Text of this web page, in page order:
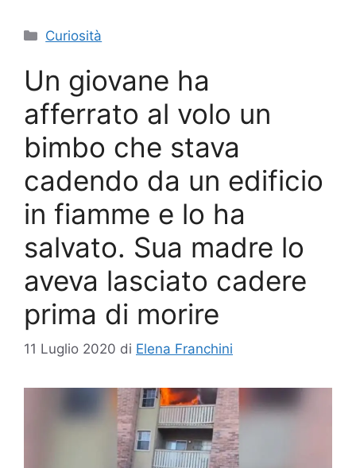
Categorie
Curiosità
Un giovane ha
afferrato al volo un
bimbo che stava
cadendo da un edificio
in fiamme e lo ha
salvato. Sua madre lo
aveva lasciato cadere
prima di morire
11 Luglio 2020 di Elena Franchini